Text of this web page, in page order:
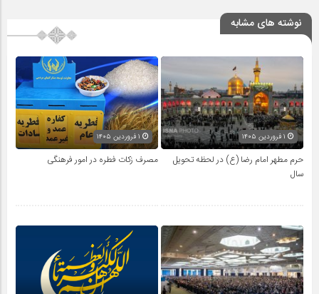
نوشته های مشابه
حرم مطهر امام رضا (ع) در لحظه تحویل
سال
مصرف زکات فطره در امور فرهنگی